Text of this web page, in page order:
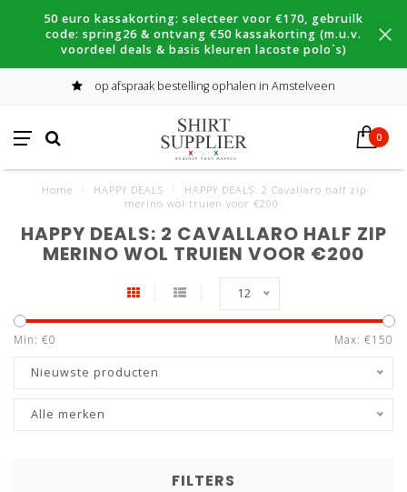
50 euro kassakorting: selecteer voor €170, gebruilk
code: spring26 & ontvang €50 kassakorting (m.u.v.
voordeel deals & basis kleuren lacoste polo´s)
op afspraak bestelling ophalen in Amstelveen
0
Home HAPPY DEALS
HAPPY DEALS: 2 Cavallaro half zip
merino wol truien voor €200
HAPPY DEALS: 2 CAVALLARO HALF ZIP
MERINO WOL TRUIEN VOOR €200
12
Min: €0 Max: €150
Nieuwste producten
Alle merken
FILTERS